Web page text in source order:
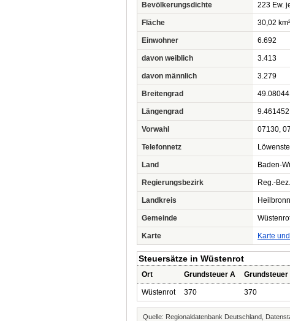
Bevölkerungsdichte 223 Ew.
Fläche 30,02 km²
Einwohner 6.692
davon weiblich 3.413
davon männlich 3.279
Breitengrad
Längengrad 9.461452
Vorwahl 07130,
Telefonnetz
Land Baden-
Regierungsbezirk Reg.-
Landkreis Heilbronn
Gemeinde
Karte Karte
Steuersätze in Wüstenrot
Ort Grundsteuer A Grundsteuer
Wüstenrot 370 370
Quelle: Regionaldatenbank Deutschland,